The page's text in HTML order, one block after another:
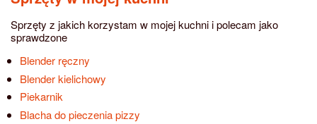
Sprzęty z jakich korzystam w mojej kuchni i polecam jako
sprawdzone
Blender ręczny
Blender kielichowy
Piekarnik
Blacha do pieczenia pizzy